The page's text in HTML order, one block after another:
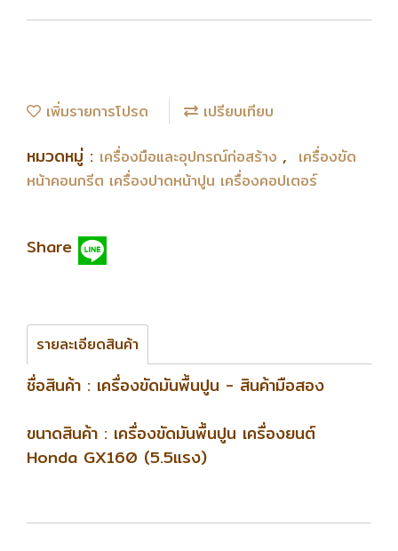
เพิ่มรายการโปรด เปรียบเทียบ
หมวดหมู่ : เครื่องมือและอุปกรณ์ก่อสร้าง , เครื่องขัด
หน้าคอนกรีต เครื่องปาดหน้าปูน เครื่องคอปเตอร์
Share
รายละเอียดสินค้า
ชื่อสินค้า : เครื่องขัดมันพื้นปูน - สินค้ามือสอง
ขนาดสินค้า : เครื่องขัดมันพื้นปูน เครื่องยนต์
Honda GX160 (5.5แรง)